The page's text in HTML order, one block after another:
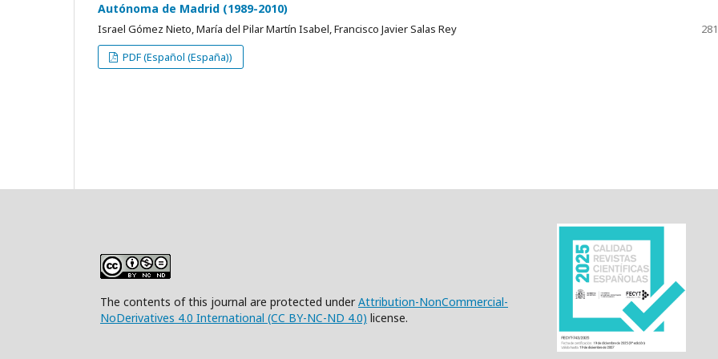
Autónoma de Madrid (1989-2010)
Israel Gómez Nieto, María del Pilar Martín Isabel, Francisco Javier Salas Rey
PDF (Español (España))
The contents of this journal are protected underAttribution-NonCommercial-
NoDerivatives 4.0 International (CC BY-NC-ND 4.0) license.